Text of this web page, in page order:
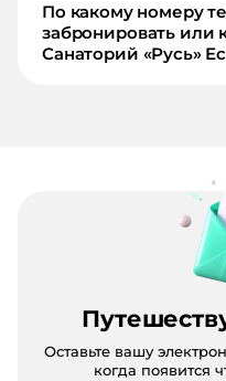
По какому номеру
забронировать или
Санаторий «Русь»
Оставьте вашу
когда появится